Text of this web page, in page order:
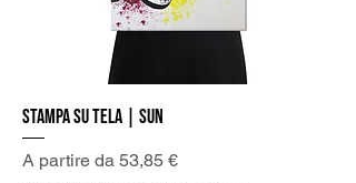
Stampa su Tela | Sun
A partire da 53,85 €
Prezzo scontato